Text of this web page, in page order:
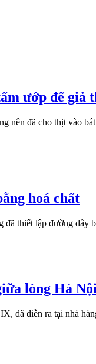
ướp để giả
đã cho thịt vào
hoá chất
thiết lập đường
lòng Hà Nội
đã diễn ra tại nhà